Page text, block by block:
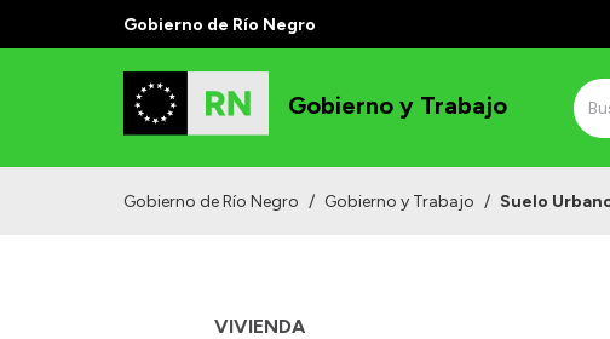
Gobierno de Río Negro
Gobierno y Trabajo
Gobierno de Río Negro / Gobierno y Trabajo / Suelo
VIVIENDA